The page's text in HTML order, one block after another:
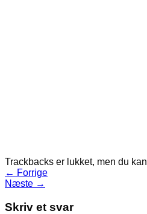
Trackbacks er lukket, men du kan
← Forrige
Næste →
Skriv et svar